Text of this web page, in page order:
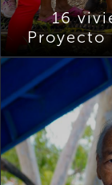
16
Proyecto